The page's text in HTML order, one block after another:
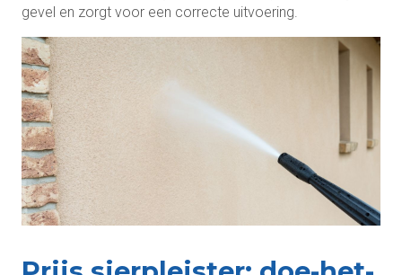
gevel en zorgt voor een correcte uitvoering.